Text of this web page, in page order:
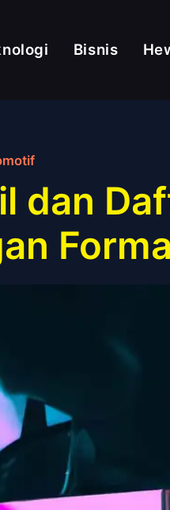
Bisnis
dan